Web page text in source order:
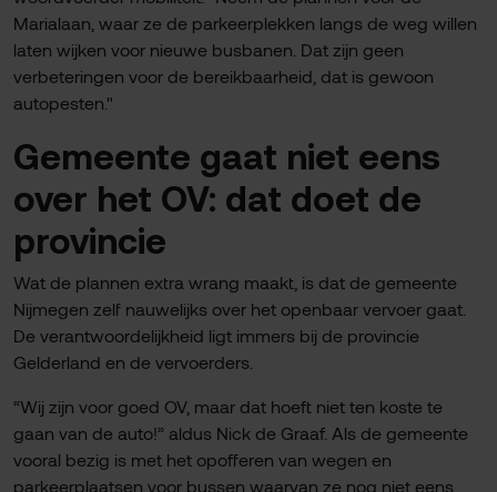
Marialaan, waar ze de parkeerplekken langs de weg willen
laten wijken voor nieuwe busbanen. Dat zijn geen
verbeteringen voor de bereikbaarheid, dat is gewoon
autopesten."
Gemeente gaat niet eens
over het OV: dat doet de
provincie
Wat de plannen extra wrang maakt, is dat de gemeente
Nijmegen zelf nauwelijks over het openbaar vervoer gaat.
De verantwoordelijkheid ligt immers bij de provincie
Gelderland en de vervoerders.
“Wij zijn voor goed OV, maar dat hoeft niet ten koste te
gaan van de auto!” aldus Nick de Graaf. Als de gemeente
vooral bezig is met het opofferen van wegen en
parkeerplaatsen voor bussen waarvan ze nog niet eens